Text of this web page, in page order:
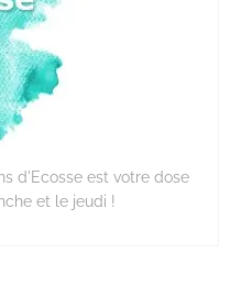
d'Ecosse est votre dose
et le jeudi !